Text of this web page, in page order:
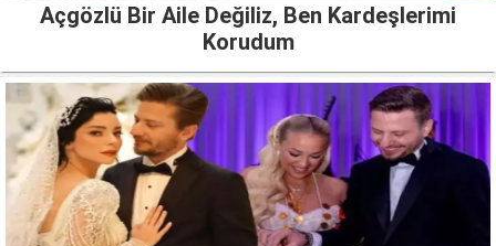
Açgözlü Bir Aile Değiliz, Ben Kardeşlerimi
Korudum